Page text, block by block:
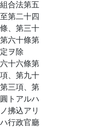
合法第五
第二十四
、第三十
六十條第
ヲ除
十六條第
、第九十
三項、第
トアルハ
拂込アリ
行政官廳